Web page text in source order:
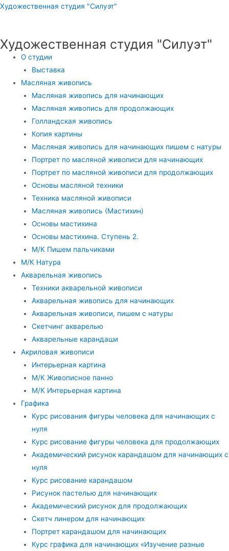
Перейти
Художественная студия "Силуэт"
Художественная студия "Силуэт"
Меню
О студии
Выставка
Масляная живопись
Масляная живопись для начинающих
Масляная живопись для продолжающих
Голландская живопись
Копия картины
Масляная живопись для начинающих пишем с натуры
Портрет по масляной живописи для начинающих
Портрет по масляной живописи для продолжающих
Основы масляной техники
Техника масляной живописи
Масляная живопись (Мастихин)
Основы мастихина
Основы мастихина. Ступень 2.
М/К Пишем пальчиками
М/К Натура
Акварельная живопись
Техники акварельной живописи
Акварельная живопись для начинающих
Акварельная живописи, пишем с натуры
Скетчинг акварелью
Акварельные карандаши
Акриловая живописи
Интерьерная картина
М/К Живописное панно
М/К Интерьерная картина
Графика
Курс рисования фигуры человека для начинающих с
нуля
Курс рисование фигуры человека для продолжающих
Академический рисунок карандашом для начинающих с
нуля
Курс рисование карандашом
Рисунок пастелью для начинающих
Академический рисунок для продолжающих
Скетч линером для начинающих
Портрет карандашом для начинающих
Курс графика для начинающих «Изучение разные